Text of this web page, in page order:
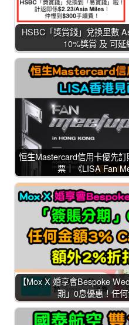
HSBC「獎賞錢」兌換里數
10%獎賞 及 可延
恒生Mastercard信用卡優先
票｜《LISA Fan
【Mox X 婚享會Bespoke
期」0息優惠！任